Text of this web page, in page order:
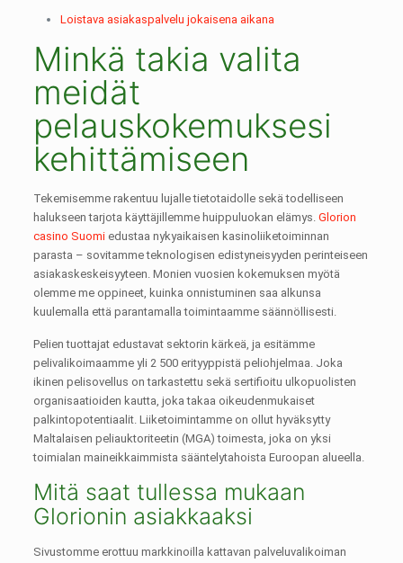
Loistava asiakaspalvelu jokaisena aikana
Minkä takia valita
meidät
pelauskokemuksesi
kehittämiseen
Tekemisemme rakentuu lujalle tietotaidolle sekä todelliseen
halukseen tarjota käyttäjillemme huippuluokan elämys. Glorion
casino Suomiedustaa nykyaikaisen kasinoliiketoiminnan
parasta – sovitamme teknologisen edistyneisyyden perinteiseen
asiakaskeskeisyyteen. Monien vuosien kokemuksen myötä
olemme me oppineet, kuinka onnistuminen saa alkunsa
kuulemalla että parantamalla toimintaamme säännöllisesti.
Pelien tuottajat edustavat sektorin kärkeä, ja esitämme
pelivalikoimaamme yli 2 500 erityyppistä peliohjelmaa. Joka
ikinen pelisovellus on tarkastettu sekä sertifioitu ulkopuolisten
organisaatioiden kautta, joka takaa oikeudenmukaiset
palkintopotentiaalit. Liiketoimintamme on ollut hyväksytty
Maltalaisen peliauktoriteetin (MGA) toimesta, joka on yksi
toimialan maineikkaimmista sääntelytahoista Euroopan alueella.
Mitä saat tullessa mukaan
Glorionin asiakkaaksi
Sivustomme erottuu markkinoilla kattavan palveluvalikoiman